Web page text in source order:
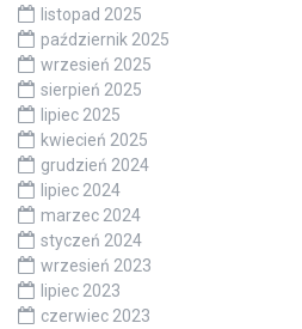
listopad 2025
październik 2025
wrzesień 2025
sierpień 2025
lipiec 2025
kwiecień 2025
grudzień 2024
lipiec 2024
marzec 2024
styczeń 2024
wrzesień 2023
lipiec 2023
czerwiec 2023